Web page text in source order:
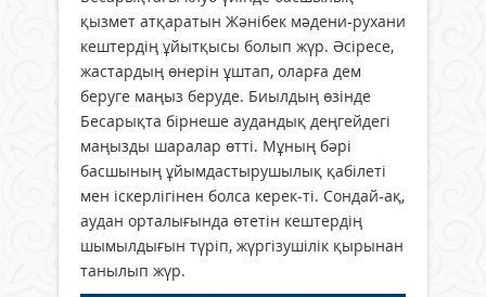
қызмет атқаратын Жәнібек мәдени-рухани
кештердің ұйытқысы болып жүр. Әсіресе,
жастардың өнерін ұштап, оларға дем
беруге маңыз беруде. Биылдың өзінде
Бесарықта бірнеше аудандық деңгейдегі
маңызды шаралар өтті. Мұның бәрі
басшының ұйымдастырушылық қабілеті
мен іскерлігінен болса керек-ті. Сондай-ақ,
аудан орталығында өтетін кештердің
шымылдығын түріп, жүргізушілік қырынан
танылып жүр.